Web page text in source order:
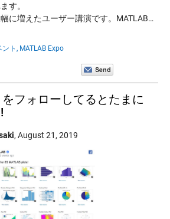
す。
に増えたユーザー講演です。MATLAB…
ント, MATLAB Expo
フォローしてるとたまに
, August 21, 2019